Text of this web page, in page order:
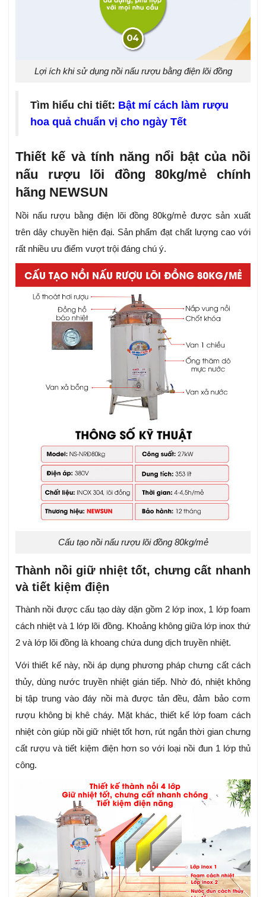
Lợi ích khi sử dụng nồi nấu rượu bằng điện lõi đồng
Tìm hiểu chi tiết: Bật mí cách làm rượu
hoa quả chuẩn vị cho ngày Tết
Thiết kế và tính năng nổi bật của nồi
nấu rượu lõi đồng 80kg/mẻ chính
hãng NEWSUN
Nồi nấu rượu bằng điện lõi đồng 80kg/mẻ được sản xuất
trên dây chuyền hiện đại. Sản phẩm đạt chất lượng cao với
rất nhiều ưu điểm vượt trội đáng chú ý.
Cấu tạo nồi nấu rượu lõi đồng 80kg/mẻ
Thành nồi giữ nhiệt tốt, chưng cất nhanh
và tiết kiệm điện
Thành nồi được cấu tạo dày dặn gồm 2 lớp inox, 1 lớp foam
cách nhiệt và 1 lớp lõi đồng. Khoảng không giữa lớp inox thứ
2 và lớp lõi đồng là khoang chứa dung dịch truyền nhiệt.
Với thiết kế này, nồi áp dụng phương pháp chưng cất cách
thủy, dùng nước truyền nhiệt gián tiếp. Nhờ đó, nhiệt không
bị tập trung vào đáy nồi mà được tản đều, đảm bảo cơm
rượu không bị khê cháy. Mặt khác, thiết kế lớp foam cách
nhiệt còn giúp nồi giữ nhiệt tốt hơn, rút ngắn thời gian chưng
cất rượu và tiết kiệm điện hơn so với loại nồi đun 1 lớp thủ
công.